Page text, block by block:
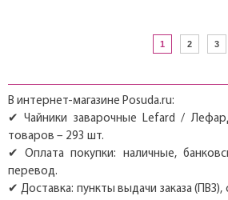
1 2 3
В интернет-магазине Posuda.ru:
✔ Чайники заварочные Lefard /
товаров – 293 шт.
✔ Оплата покупки: наличные,
перевод.
✔ Доставка: пункты выдачи заказа (ПВЗ),